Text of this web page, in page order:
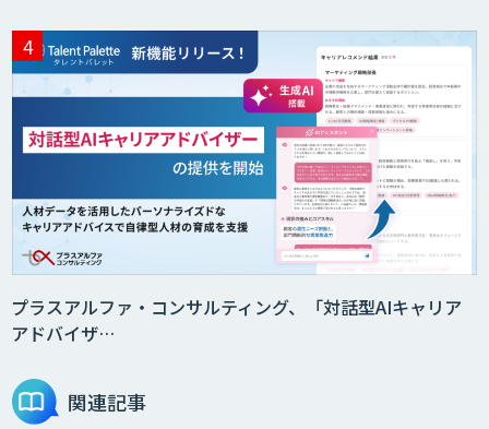
プラスアルファ・コンサルティング、「対話型AIキャリア
アドバイザ…
関連記事